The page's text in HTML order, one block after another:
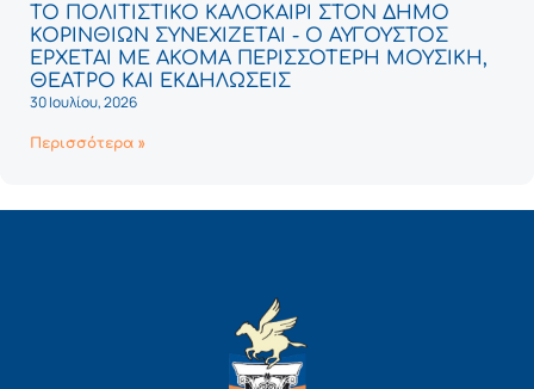
ΤΟ ΠΟΛΙΤΙΣΤΙΚΟ ΚΑΛΟΚΑΙΡΙ ΣΤΟΝ ΔΗΜΟ
ΚΟΡΙΝΘΙΩΝ ΣΥΝΕΧΙΖΕΤΑΙ - Ο ΑΥΓΟΥΣΤΟΣ
ΕΡΧΕΤΑΙ ΜΕ ΑΚΟΜΑ ΠΕΡΙΣΣΟΤΕΡΗ ΜΟΥΣΙΚΗ,
ΘΕΑΤΡΟ ΚΑΙ ΕΚΔΗΛΩΣΕΙΣ
30 Ιουλίου, 2026
Περισσότερα »